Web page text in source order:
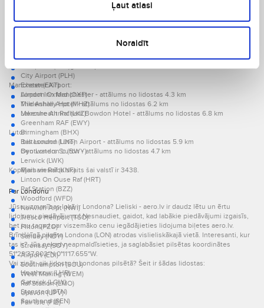
Ļaut atlasi
Noraidīt
Alderney (ACI)
Humberside (HUY)
Air Parker Booker (HYC)
Southend (SEN)
City Airport (PLH)
Exeter (EXT)
London Oxford (OXF)
Mildenhall Arpt (MHZ)
Lakenheath Raf (LKZ)
Greenham RAF (EWY)
Birmingham (BHX)
Baltasound (UNT)
Bentwaters St (BWY)
Lerwick (LWK)
Marham Raf (KNF)
Linton On Ouse Raf (HRT)
Raf Station (BZZ)
Woodford (WFD)
Norwich Arpt (NWI)
Tresco Heliport (TSO)
Filton (FZO)
Sanday (NDY)
Stronsay (SOY)
Airport (EDI)
Southampton (SOU)
West Malling (WEM)
Raf Station (LMO)
Upavon (UPV)
Fair Isle (FIE)
Holiday Inn Express Liverpool - John Lennon Airport - attālums no lidostas
4.7 km
Courtyard Glasgow Airport - attālums no lidostas 5.3 km
The Erskine Bridge Hotel & SPA - attālums no lidostas 6.3 km
Campanile Glasgow Airport - attālums no lidostas 9.4 km
Manchester Airport:
Airport Inn Manchester - attālums no lidostas 4.3 km
The Ashley Hotel - attālums no lidostas 6.2 km
Mercure Altrincham Bowdon Hotel - attālums no lidostas 6.8 km
Luton:
Ibis London Luton Airport - attālums no lidostas 5.9 km
Oyo London Luton - attālums no lidostas 4.7 km
Kopējais viesnīcu skaits šai valstī ir 3438.
Par Londonu
Jūsu uzmanības lokā ir Londona? Lieliski - aero.lv ir daudz lētu un ērtu
lidojumu piedāvājumu! Nesnaudiet, gaidot, kad labākie piedāvājumi izgaisīs,
bet jau tagad par viszemāko cenu iegādājieties lidojuma biļetes aero.lv.
Brīnišķīgā pilsēta Londona (LON) atrodas vislieliskākajā vietā. Interesanti, kur
tas ir? Jūs nekad neapmaldīsieties, ja saglabāsiet pilsētas koordinātes
51°29′37.802″N 0°11′17.655″W.
Vai zināt, cik lidostu ir Londonas pilsētā? Šeit ir šādas lidostas:
Heathrow (LHR)
Gatwick (LGW)
Stansted (STN)
Southend (SEN)